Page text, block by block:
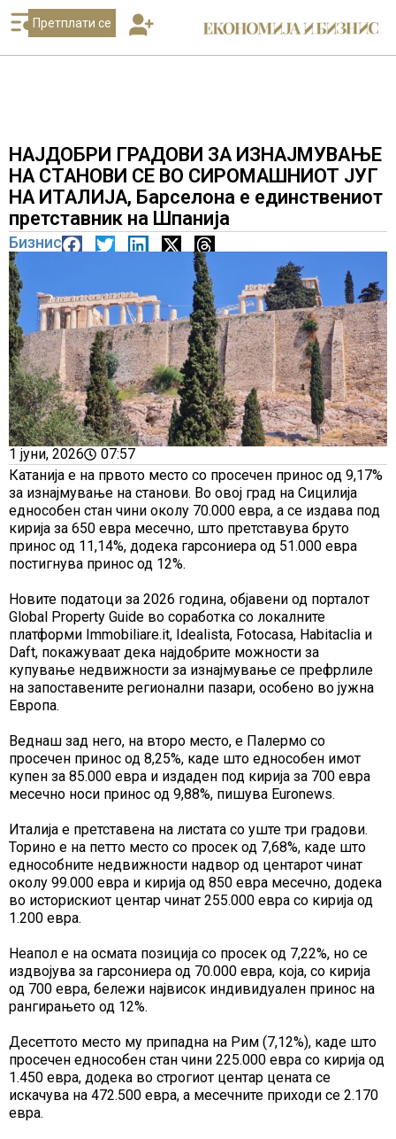
Претплати се
НАЈДОБРИ ГРАДОВИ ЗА ИЗНАЈМУВАЊЕ
НА СТАНОВИ СЕ ВО СИРОМАШНИОТ ЈУГ
НА ИТАЛИЈА, Барселона е единствениот
претставник на Шпанија
Бизнис
1 јуни, 2026
07:57
Катанија е на првото место со просечен принос од 9,17%
за изнајмување на станови. Во овој град на Сицилија
еднособен стан чини околу 70.000 евра, а се издава под
кирија за 650 евра месечно, што претставува бруто
принос од 11,14%, додека гарсониера од 51.000 евра
постигнува принос од 12%.
Новите податоци за 2026 година, објавени од порталот
Global Property Guide во соработка со локалните
платформи Immobiliare.it, Idealista, Fotocasa, Habitaclia и
Daft, покажуваат дека најдобрите можности за
купување недвижности за изнајмување се префрлиле
на запоставените регионални пазари, особено во јужна
Европа.
Веднаш зад него, на второ место, е Палермо со
просечен принос од 8,25%, каде што еднособен имот
купен за 85.000 евра и издаден под кирија за 700 евра
месечно носи принос од 9,88%, пишува Euronews.
Италија е претставена на листата со уште три градови.
Торино е на петто место со просек од 7,68%, каде што
еднособните недвижности надвор од центарот чинат
околу 99.000 евра и кирија од 850 евра месечно, додека
во историскиот центар чинат 255.000 евра со кирија од
1.200 евра.
Неапол е на осмата позиција со просек од 7,22%, но се
издвојува за гарсониера од 70.000 евра, која, со кирија
од 700 евра, бележи највисок индивидуален принос на
рангирањето од 12%.
Десеттото место му припадна на Рим (7,12%), каде што
просечен еднособен стан чини 225.000 евра со кирија од
1.450 евра, додека во строгиот центар цената се
искачува на 472.500 евра, а месечните приходи се 2.170
евра.